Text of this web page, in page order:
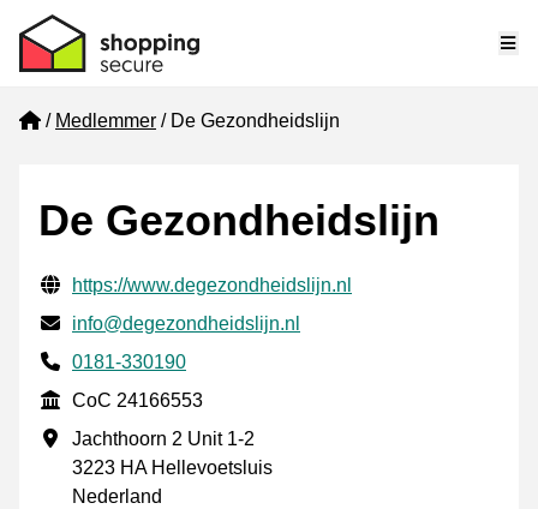
Home
Medlemmer De Gezondheidslijn
De Gezondheidslijn
Verifisert kontaktinformasjon
Website URL
https://www.degezondheidslijn.nl
E-post
info@degezondheidslijn.nl
Phone number
0181-330190
CoC
CoC 24166553
Forretningsadresse
Jachthoorn 2 Unit 1-2
3223 HA Hellevoetsluis
Nederland